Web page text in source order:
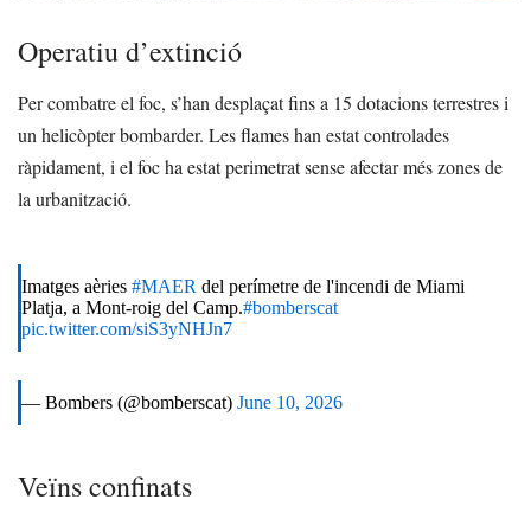
Operatiu d’extinció
Per combatre el foc, s’han desplaçat fins a 15 dotacions terrestres i
un helicòpter bombarder. Les flames han estat controlades
ràpidament, i el foc ha estat perimetrat sense afectar més zones de
la urbanització.
Imatges aèries #MAER del perímetre de l'incendi de Miami
Platja, a Mont-roig del Camp.#bomberscat
pic.twitter.com/siS3yNHJn7
— Bombers (@bomberscat) June 10, 2026
Veïns confinats